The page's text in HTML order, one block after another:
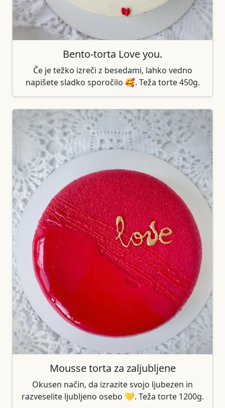
Bento-torta Love you.
Če je težko izreči z besedami, lahko vedno
napišete sladko sporočilo 🥰. Teža torte 450g.
Mousse torta za zaljubljene
Okusen način, da izrazite svojo ljubezen in
razveselite ljubljeno osebo 💛. Teža torte 1200g.